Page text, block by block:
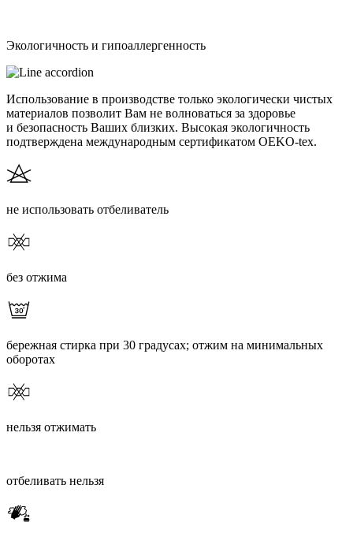
Экологичность и гипоаллергенность
Использование в производстве только экологически чистых
материалов позволит Вам не волноваться за здоровье
и безопасность Ваших близких. Высокая экологичность
подтверждена международным сертификатом OEKO-tex.
не использовать отбеливатель
без отжима
бережная стирка при 30 градусах; отжим на минимальных
оборотах
нельзя отжимать
отбеливать нельзя